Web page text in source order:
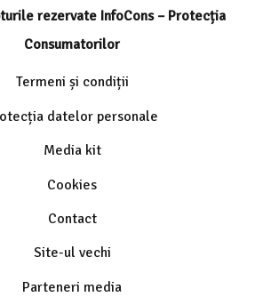
rezervate InfoCons – Protecția
Consumatorilor
Termeni și condiții
datelor personale
Media kit
Cookies
Contact
Site-ul vechi
Parteneri media